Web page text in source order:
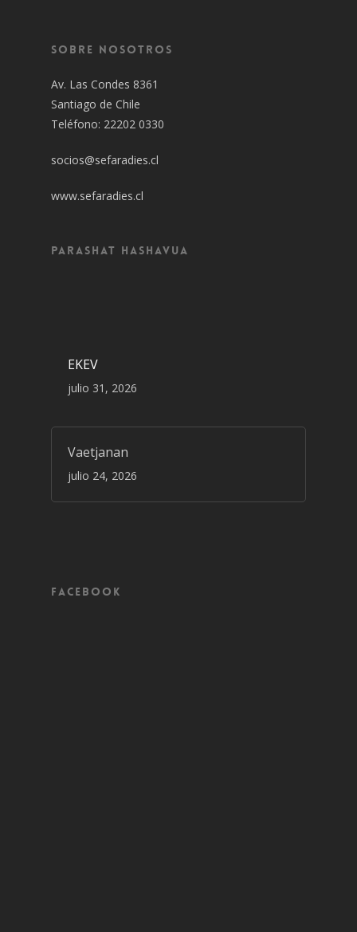
Sobre Nosotros
Av. Las Condes 8361
Santiago de Chile
Teléfono: 22202 0330
socios@sefaradies.cl
www.sefaradies.cl
Parashat Hashavua
EKEV
julio 31, 2026
Vaetjanan
julio 24, 2026
Facebook